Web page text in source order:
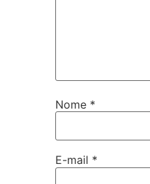
Nome *
E-mail *